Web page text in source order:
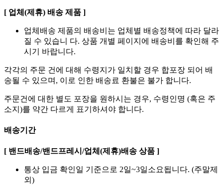
[ 업체(제휴) 배송 제품 ]
업체배송 제품의 배송비는 업체별 배송정책에 따라 달라
질 수 있습니 다. 상품 개별 페이지에 배송비를 확인해 주
시기 바랍니다.
각각의 주문 건에 대해 수령지가 일치할 경우 합포장 되어 배
송될 수 있으며, 이로 인한 배송료 환불은 불가 합니다.
주문건에 대한 별도 포장을 원하시는 경우, 수령인명 (혹은 주
소지)를 약간 다르게 표기하셔야 합니다.
배송기간
[ 밴드배송/밴드프레시/업체(제휴)배송 상품 ]
통상 입금 확인일 기준으로 2일~3일소요됩니다. (주말제
외)